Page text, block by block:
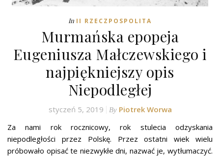
In II RZECZPOSPOLITA
Murmańska epopeja
Eugeniusza Małczewskiego i
najpiękniejszy opis
Niepodległej
styczeń 5, 2019 By Piotrek Worwa
Za nami rok rocznicowy, rok stulecia odzyskania
niepodległości przez Polskę. Przez ostatni wiek wielu
próbowało opisać te niezwykłe dni, nazwać je, wytłumaczyć.